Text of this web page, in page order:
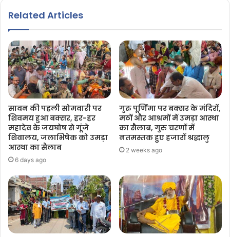
Related Articles
सावन की पहली सोमवारी पर
शिवमय हुआ बक्सर, हर-हर
महादेव के जयघोष से गूंजे
शिवालय, जलाभिषेक को उमड़ा
आस्था का सैलाब
6 days ago
गुरु पूर्णिमा पर बक्सर के मंदिरों,
मठों और आश्रमों में उमड़ा आस्था
का सैलाब, गुरु चरणों में
नतमस्तक हुए हजारों श्रद्धालु
2 weeks ago